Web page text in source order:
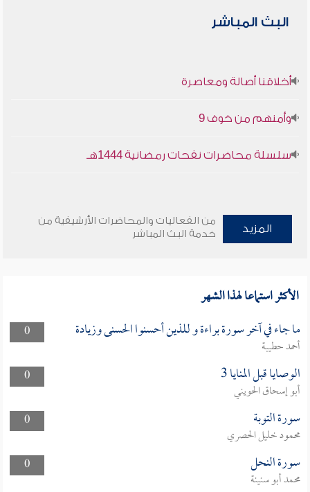
البث المباشر
أخلاقنا أصالة ومعاصرة
وأمنهم من خوف 9
سلسلة محاضرات نفحات رمضانية 1444هـ
المزيد
من الفعاليات والمحاضرات الأرشيفية من
خدمة البث المباشر
الأكثر استماعا لهذا الشهر
0 ما جاء في آخر سورة براءة و للذين أحسنوا الحسنى وزيادة
أحمد حطيبة
0
الوصايا قبل المنايا 3
أبو إسحاق الحويني
0
سورة التوبة
محمود خليل الحصري
0
سورة النحل
محمد أبو سنينة